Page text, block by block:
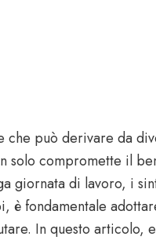
può derivare da
compromette il
giornata di lavoro, i
fondamentale
In questo